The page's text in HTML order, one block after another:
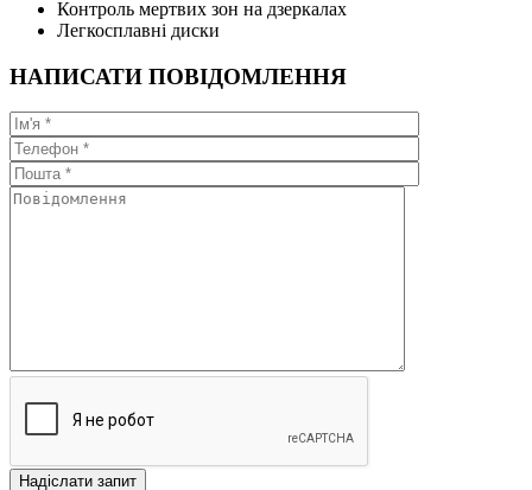
Контроль мертвих зон на дзеркалах
Легкосплавні диски
НАПИСАТИ ПОВІДОМЛЕННЯ